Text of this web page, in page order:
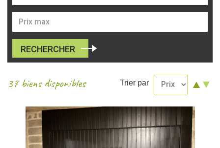
RECHERCHER
37 biens disponibles Trier par